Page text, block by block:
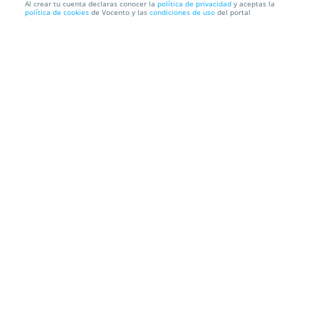
Pizza para dos con cerveza o refresco
Al crear tu cuenta declaras conocer la política de privacidad y aceptas la
política de cookies de Vocento y las condiciones de uso del portal